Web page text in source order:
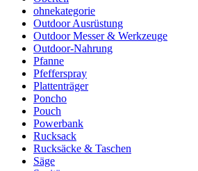
ohnekategorie
Outdoor Ausrüstung
Outdoor Messer & Werkzeuge
Outdoor-Nahrung
Pfanne
Pfefferspray
Plattenträger
Poncho
Pouch
Powerbank
Rucksack
Rucksäcke & Taschen
Säge